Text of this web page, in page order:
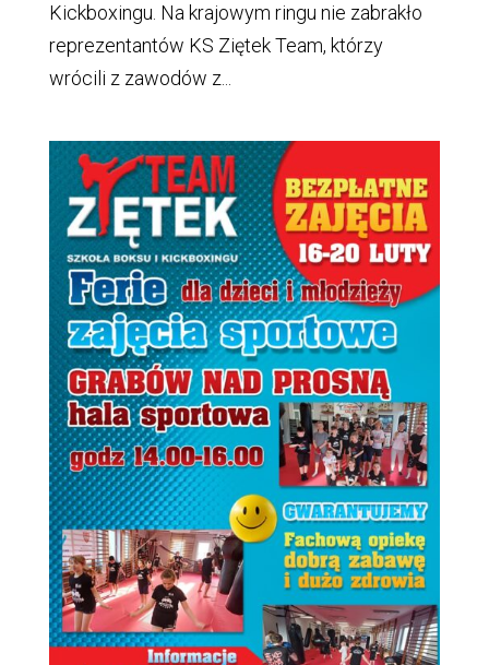
Kickboxingu. Na krajowym ringu nie zabrakło
reprezentantów KS Ziętek Team, którzy
wrócili z zawodów z...